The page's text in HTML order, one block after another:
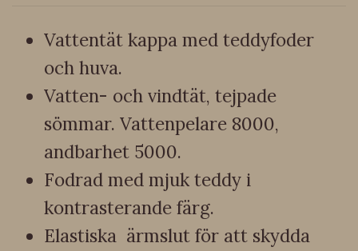
Vattentät kappa med teddyfoder
och huva.
Vatten- och vindtät, tejpade
sömmar. Vattenpelare 8000,
andbarhet 5000.
Fodrad med mjuk teddy i
kontrasterande färg.
Elastiska ärmslut för att skydda